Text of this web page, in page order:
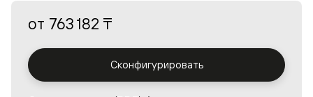
а большой выбор вставок из стекла с различными
решения в интерьере и варьировать освещённость.
от 763 182 ₸
Сконфигурировать